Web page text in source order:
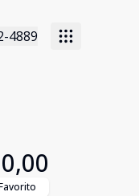
4889